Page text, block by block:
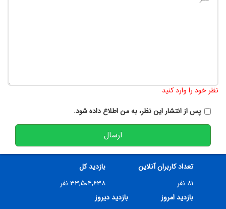
نظر خود را وارد کنید
پس از انتشار این نظر، به من اطلاع داده شود.
ارسال
تعداد کاربران آنلاین
۸۱ نفر
بازدید کل
۳۳,۵۰۴,۶۳۸ نفر
بازدید امروز
بازدید دیروز